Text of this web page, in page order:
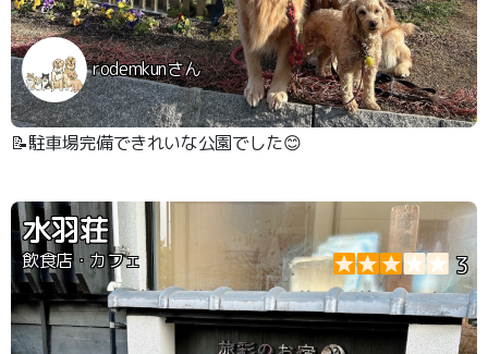
rodemkunさん
📝駐車場完備できれいな公園でした😊
水羽荘
飲食店・カフェ 3